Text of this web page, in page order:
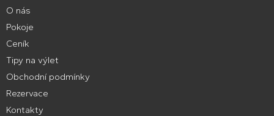
O nás
Pokoje
Ceník
Tipy na výlet
Obchodní podmínky
Rezervace
Kontakty